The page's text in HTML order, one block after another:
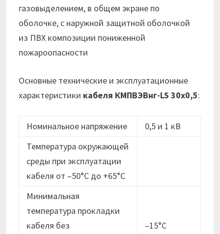
газовыделением, в общем экране по
оболочке, с наружной защитной оболочкой
из ПВХ композиции пониженной
пожароопасности
Основные технические и эксплуатационные
характеристики кабеля КМПВЭВнг-LS 30х0,5:
Номинальное напряжение
0,5 и 1 кВ
Температура окружающей
среды при эксплуатации
кабеля от –50°C до +65°C
Минимальная
температура прокладки
кабеля без
–15°C